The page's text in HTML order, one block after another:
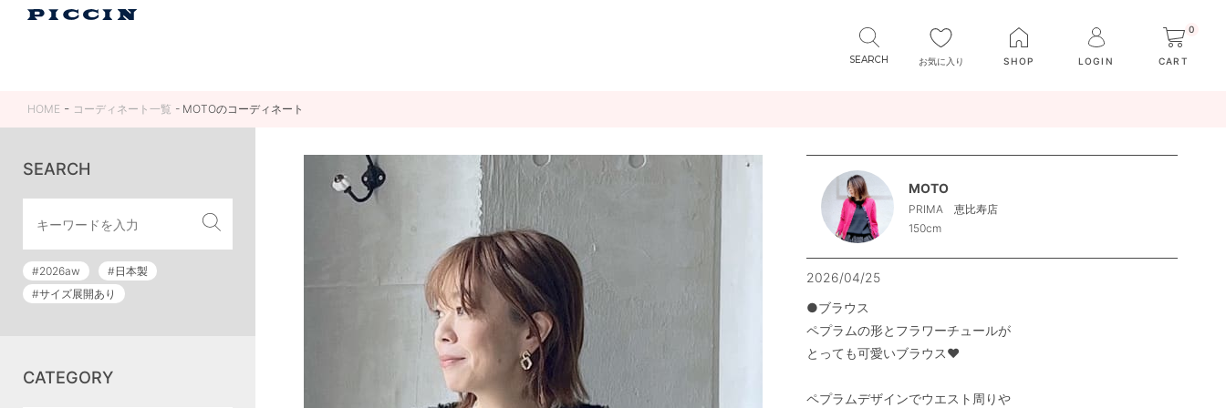
お気に入り SHOP LOGIN
0
CART
HOME コーディネート一覧 MOTOのコーディネート
SEARCH
#2026aw
#日本製
#サイズ展開あり
CATEGORY
MOTO
PRIMA 恵比寿店
150cm
2026/04/25
●ブラウス
ペプラムの形とフラワーチュールが
とっても可愛いブラウス❤︎
ペプラムデザインでウエスト周りや